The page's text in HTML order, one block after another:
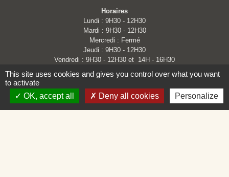
Horaires
Lundi : 9H30 - 12H30
Mardi : 9H30 - 12H30
Mercredi : Fermé
Jeudi : 9H30 - 12H30
Vendredi : 9H30 - 12H30 et 14H - 16H30
This site uses cookies and gives you control over what you want
to activate
OK, accept all
Deny all cookies Personalize